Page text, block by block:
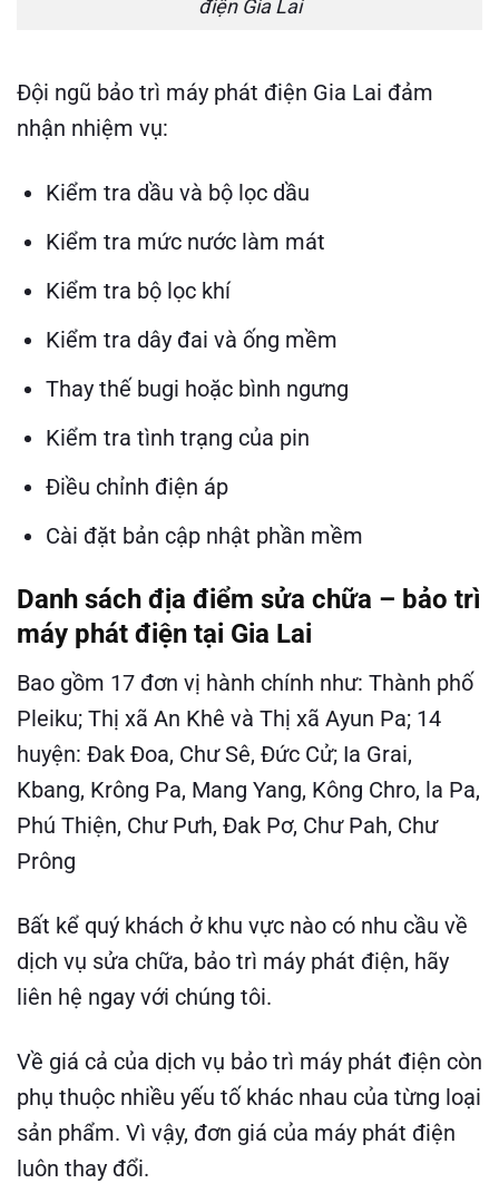
điện Gia Lai
Đội ngũ bảo trì máy phát điện Gia Lai đảm
nhận nhiệm vụ:
Kiểm tra dầu và bộ lọc dầu
Kiểm tra mức nước làm mát
Kiểm tra bộ lọc khí
Kiểm tra dây đai và ống mềm
Thay thế bugi hoặc bình ngưng
Kiểm tra tình trạng của pin
Điều chỉnh điện áp
Cài đặt bản cập nhật phần mềm
Danh sách địa điểm sửa chữa – bảo trì
máy phát điện tại Gia Lai
Bao gồm 17 đơn vị hành chính như: Thành phố
Pleiku; Thị xã An Khê và Thị xã Ayun Pa; 14
huyện: Đak Đoa, Chư Sê, Đức Cử; Ia Grai,
Kbang, Krông Pa, Mang Yang, Kông Chro, la Pa,
Phú Thiện, Chư Pưh, Đak Pơ, Chư Pah, Chư
Prông
Bất kể quý khách ở khu vực nào có nhu cầu về
dịch vụ sửa chữa, bảo trì máy phát điện, hãy
liên hệ ngay với chúng tôi.
Về giá cả của dịch vụ bảo trì máy phát điện còn
phụ thuộc nhiều yếu tố khác nhau của từng loại
sản phẩm. Vì vậy, đơn giá của máy phát điện
luôn thay đổi.